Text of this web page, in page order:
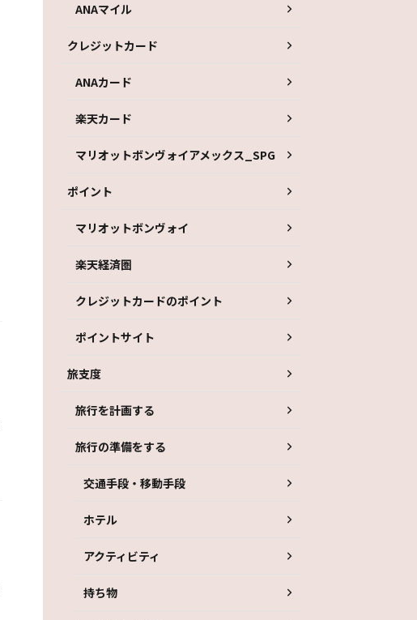
ANAマイル
クレジットカード
ANAカード
楽天カード
マリオットボンヴォイアメックス_SPG
ポイント
マリオットボンヴォイ
楽天経済圏
クレジットカードのポイント
ポイントサイト
旅支度
旅行を計画する
旅行の準備をする
交通手段・移動手段
ホテル
アクティビティ
持ち物